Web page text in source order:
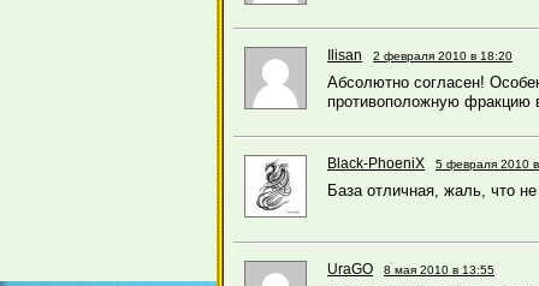
Ilisan 2 февраля 2010 в 18:20
Абсолютно согласен!
противоположную фракцию
Black-PhoeniX 5 февраля 2010
База отличная, жаль, что
UraGO 8 мая 2010 в 13:55